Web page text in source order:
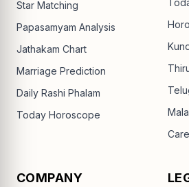
Star Matching
Papasamyam Analysis
Jathakam Chart
Marriage Prediction
Daily Rashi Phalam
Today Horoscope
COMPANY